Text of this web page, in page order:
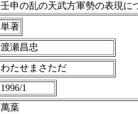
壬申の乱の天武方軍勢の表現に
単著
渡瀬昌忠
わたせまさただ
1996/1
萬葉